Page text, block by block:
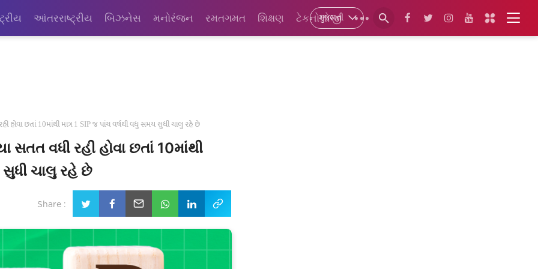
આંતરરાષ્ટ્રીય બિઝનેસ મનોરંજન રમતગમત શિક્ષણ ટેકનોલોજી •••
ગુજરાતી
છતાં 10માંથી માત્ર 1 SIP જ પાંચ વર્ષથી વધુ સમય સુધી ચાલુ રહે છે
વધી રહી હોવા છતાં 10માંથી
સુધી ચાલુ રહે છે
Share :